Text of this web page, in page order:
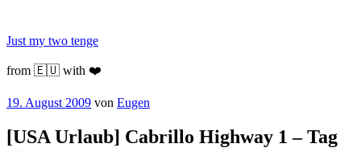
springen
Just my two tenge
from 🇪🇺 with ❤️
Veröffentlicht
19. August 2009 von Eugen
[USA Urlaub] Cabrillo Highway 1 – Tag